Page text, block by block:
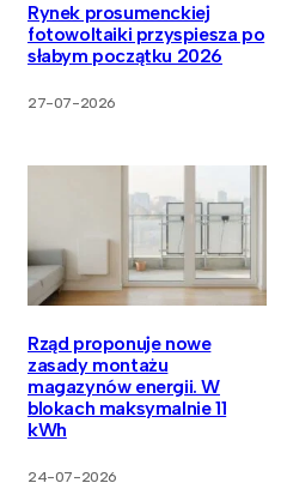
Rynek prosumenckiej
fotowoltaiki przyspiesza po
słabym początku 2026
27-07-2026
Rząd proponuje nowe
zasady montażu
magazynów energii. W
blokach maksymalnie 11
kWh
24-07-2026